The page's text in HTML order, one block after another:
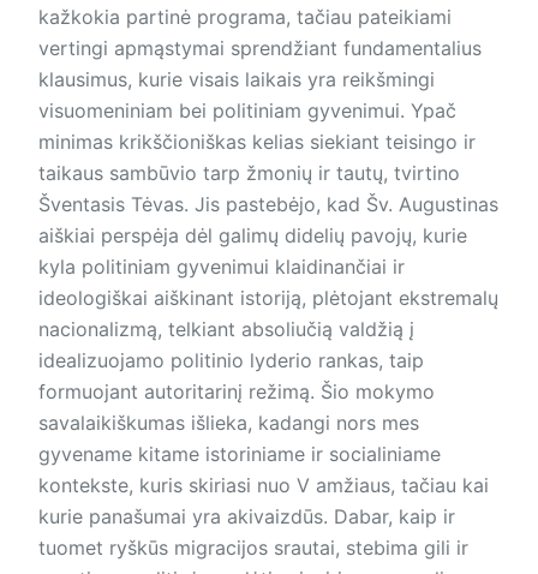
kažkokia partinė programa, tačiau pateikiami
vertingi apmąstymai sprendžiant fundamentalius
klausimus, kurie visais laikais yra reikšmingi
visuomeniniam bei politiniam gyvenimui. Ypač
minimas krikščioniškas kelias siekiant teisingo ir
taikaus sambūvio tarp žmonių ir tautų, tvirtino
Šventasis Tėvas. Jis pastebėjo, kad Šv. Augustinas
aiškiai perspėja dėl galimų didelių pavojų, kurie
kyla politiniam gyvenimui klaidinančiai ir
ideologiškai aiškinant istoriją, plėtojant ekstremalų
nacionalizmą, telkiant absoliučią valdžią į
idealizuojamo politinio lyderio rankas, taip
formuojant autoritarinį režimą. Šio mokymo
savalaikiškumas išlieka, kadangi nors mes
gyvename kitame istoriniame ir socialiniame
kontekste, kuris skiriasi nuo V amžiaus, tačiau kai
kurie panašumai yra akivaizdūs. Dabar, kaip ir
tuomet ryškūs migracijos srautai, stebima gili ir